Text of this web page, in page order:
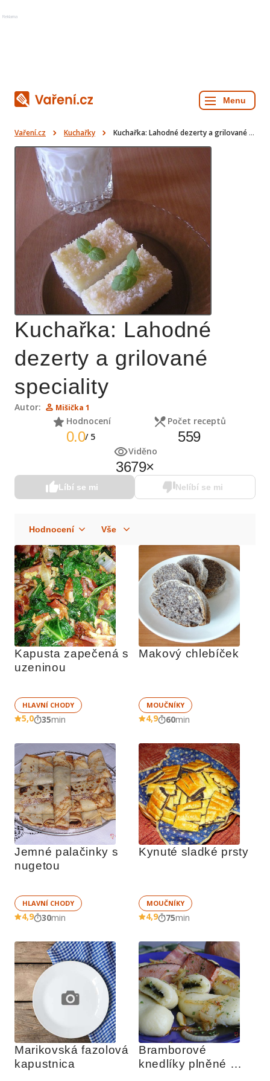
Reklama
Vaření.cz Kuchařky Kuchařka: Lahodné dezerty a grilované speciality
Kuchařka: Lahodné
dezerty a grilované
speciality
Autor: Mišička 1
Hodnocení
0.0/ 5
Počet receptů
559
Viděno
3679×
Líbí se mi Nelíbí se mi
Kapusta zapečená s
uzeninou
HLAVNÍ CHODY
5,0 35min
Makový chlebíček
MOUČNÍKY
4,9 60min
Jemné palačinky s
nugetou
HLAVNÍ CHODY
4,9 30min
Kynuté sladké prsty
MOUČNÍKY
4,9 75min
Marikovská fazolová
kapustnica
Bramborové
knedlíky plněné